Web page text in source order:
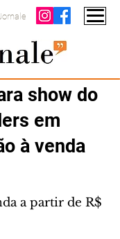
show do
em
à venda
a partir de R$